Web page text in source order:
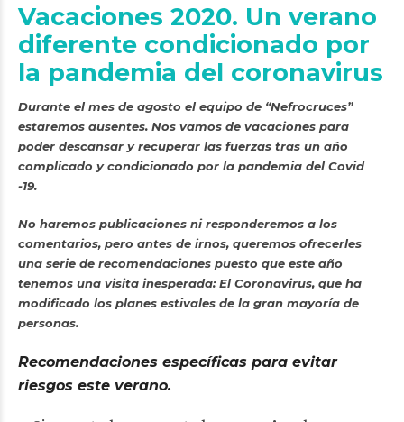
Vacaciones 2020. Un verano
diferente condicionado por
la pandemia del coronavirus
Durante el mes de agosto el equipo de “Nefrocruces”
estaremos ausentes. Nos vamos de vacaciones para
poder descansar y recuperar las fuerzas tras un año
complicado y condicionado por la pandemia del Covid
-19.
No haremos publicaciones ni responderemos a los
comentarios, pero antes de irnos, queremos ofrecerles
una serie de recomendaciones puesto que este año
tenemos una visita inesperada: El Coronavirus, que ha
modificado los planes estivales de la gran mayoría de
personas.
Recomendaciones específicas para evitar
riesgos este verano.